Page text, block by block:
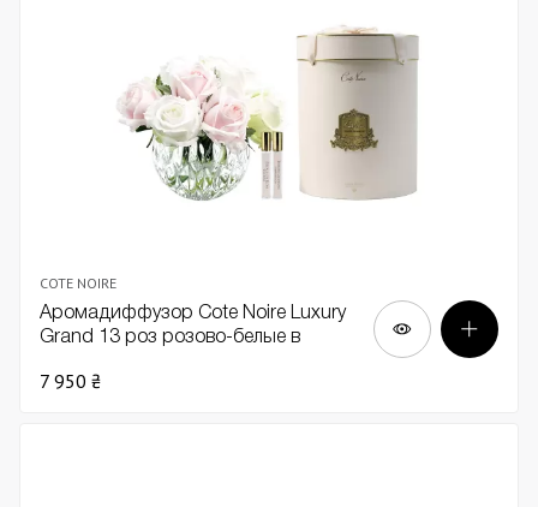
COTE NOIRE
Аромадиффузор Cote Noire Luxury
Grand 13 роз розово-белые в
7 950 ₴